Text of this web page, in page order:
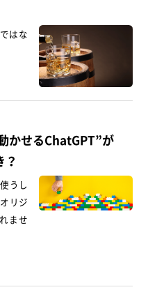
はな
かせるChatGPT”が
うし
リジ
ませ